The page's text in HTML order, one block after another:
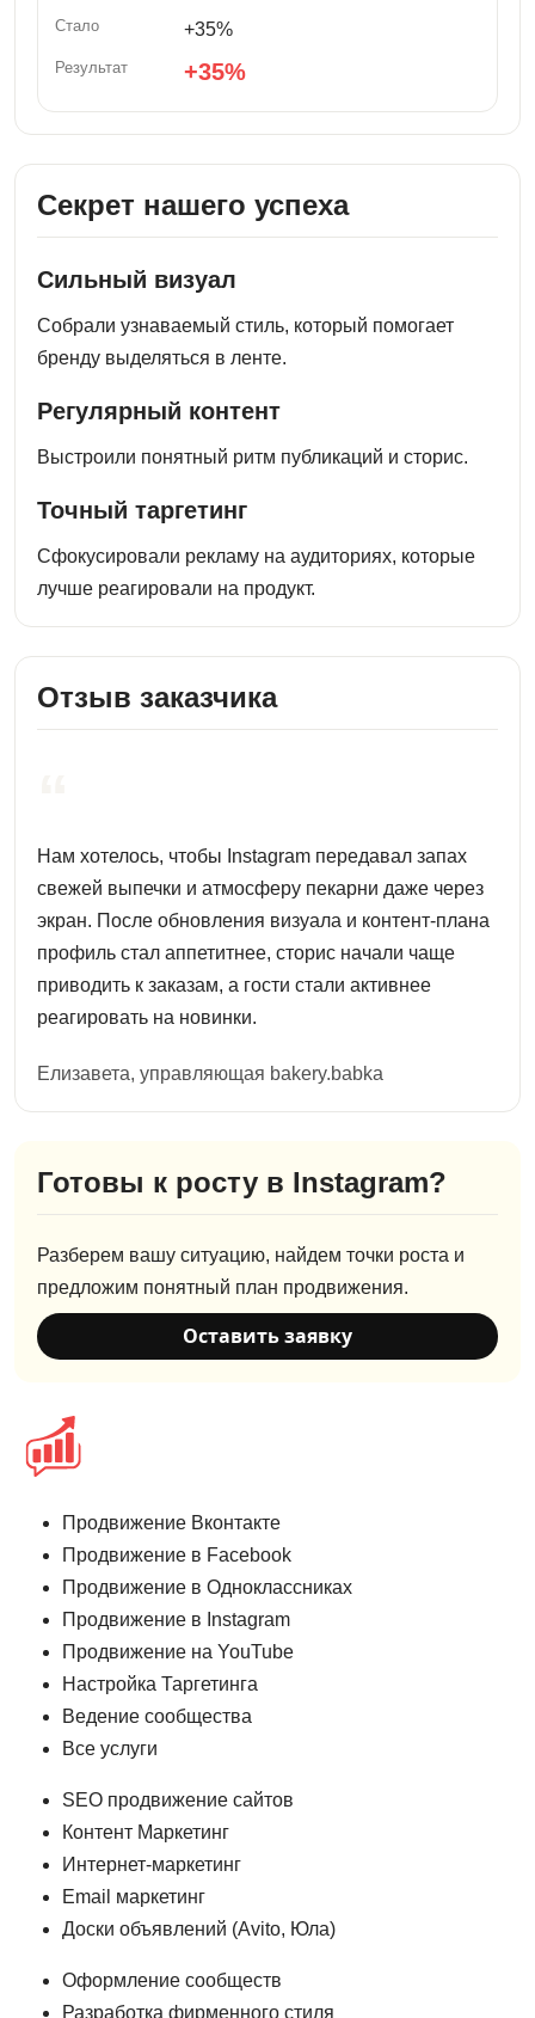
+35%
+35%
Секрет нашего успеха
Сильный визуал
Собрали узнаваемый стиль, который помогает
бренду выделяться в ленте.
Регулярный контент
Выстроили понятный ритм публикаций и сторис.
Точный таргетинг
Сфокусировали рекламу на аудиториях, которые
лучше реагировали на продукт.
Отзыв заказчика
Нам хотелось, чтобы Instagram передавал запах
свежей выпечки и атмосферу пекарни даже через
экран. После обновления визуала и контент-плана
профиль стал аппетитнее, сторис начали чаще
приводить к заказам, а гости стали активнее
реагировать на новинки.
Елизавета, управляющая bakery.babka
Готовы к росту в Instagram?
Разберем вашу ситуацию, найдем точки роста и
предложим понятный план продвижения.
Оставить заявку
Продвижение Вконтакте
Продвижение в Facebook
Продвижение в Одноклассниках
Продвижение в Instagram
Продвижение на YouTube
Настройка Таргетинга
Ведение сообщества
Все услуги
SEO продвижение сайтов
Контент Маркетинг
Интернет-маркетинг
Email маркетинг
Доски объявлений (Avito, Юла)
Оформление сообществ
Разработка фирменного стиля